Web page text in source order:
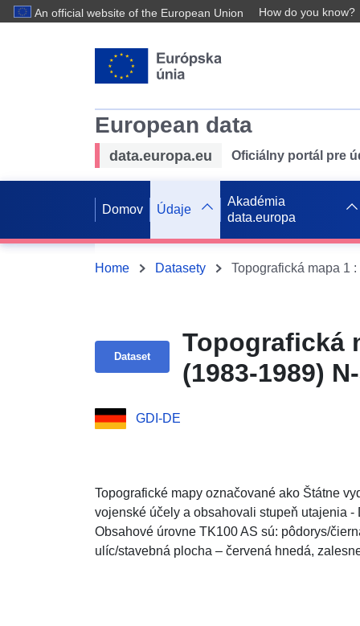
An official website of the European Union How do you know?
European data
data.europa.eu Oficiálny portál pre
Domov Údaje
Akadémia
data.europa
Home Datasety
Dataset
Topografická
(1983-1989)
GDI-DE
Topografické mapy označované ako Štátne
vojenské účely a obsahovali stupeň utajenia
Obsahové úrovne TK100 AS sú: pôdorys/
ulíc/stavebná plocha – červená hnedá,